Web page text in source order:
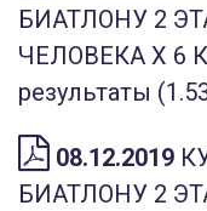
БИАТЛОНУ 2
ЧЕЛОВЕКА Х 6
результаты
08.12.2019
БИАТЛОНУ 2